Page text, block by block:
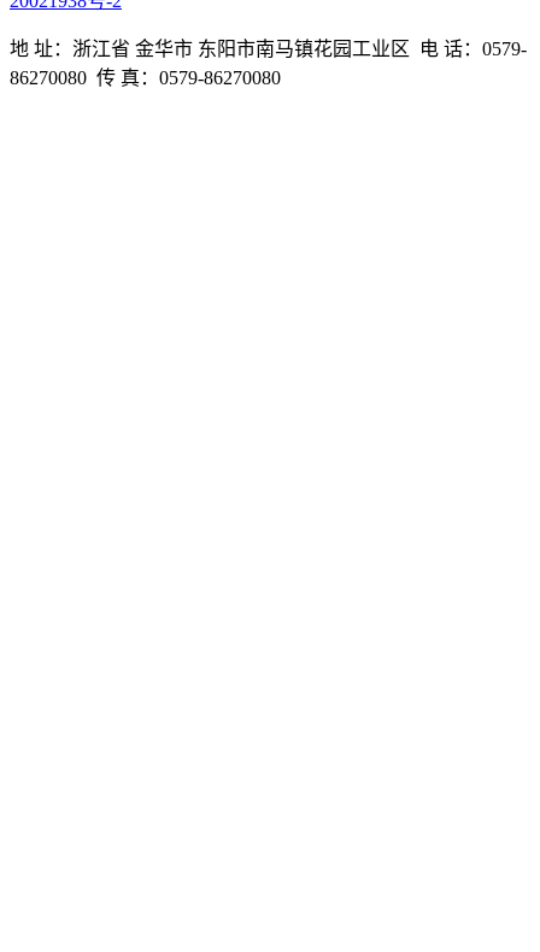
地 址：浙江省 金华市 东阳市南马镇花园工业区 电 话：0579-
86270080 传 真：0579-86270080